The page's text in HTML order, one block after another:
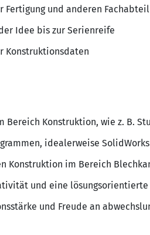
Fertigung und anderen
Idee bis zur Serienreife
Konstruktionsdaten
Bereich Konstruktion, wie z. B.
idealerweise SolidWorks
Konstruktion im Bereich
und eine
und Freude an